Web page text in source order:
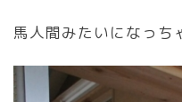
馬人間みたいになっ